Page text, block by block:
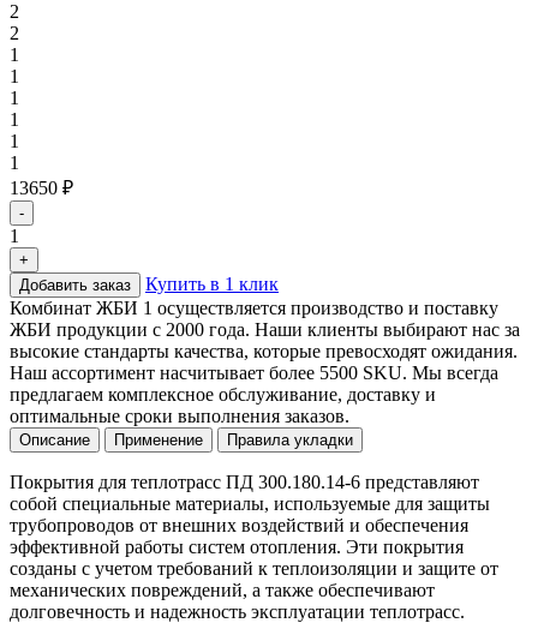
2
2
1
1
1
1
1
1
13650 ₽
-
1
+
Добавить заказ
Купить в 1 клик
Комбинат ЖБИ 1 осуществляется производство и поставку
ЖБИ продукции с 2000 года. Наши клиенты выбирают нас за
высокие стандарты качества, которые превосходят ожидания.
Наш ассортимент насчитывает более 5500 SKU. Мы всегда
предлагаем комплексное обслуживание, доставку и
оптимальные сроки выполнения заказов.
Описание Применение Правила укладки
Покрытия для теплотрасс ПД 300.180.14-6 представляют
собой специальные материалы, используемые для защиты
трубопроводов от внешних воздействий и обеспечения
эффективной работы систем отопления. Эти покрытия
созданы с учетом требований к теплоизоляции и защите от
механических повреждений, а также обеспечивают
долговечность и надежность эксплуатации теплотрасс.